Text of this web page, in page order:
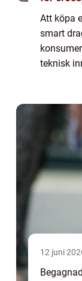
Att köpa
smart
teknisk
12 juni